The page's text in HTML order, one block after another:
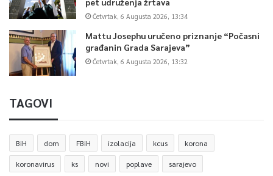
Četvrtak, 6 Augusta 2026, 13:34
Mattu Josephu uručeno priznanje “Počasni
građanin Grada Sarajeva”
Četvrtak, 6 Augusta 2026, 13:32
TAGOVI
BiH dom FBiH izolacija kcus korona
koronavirus ks novi poplave sarajevo